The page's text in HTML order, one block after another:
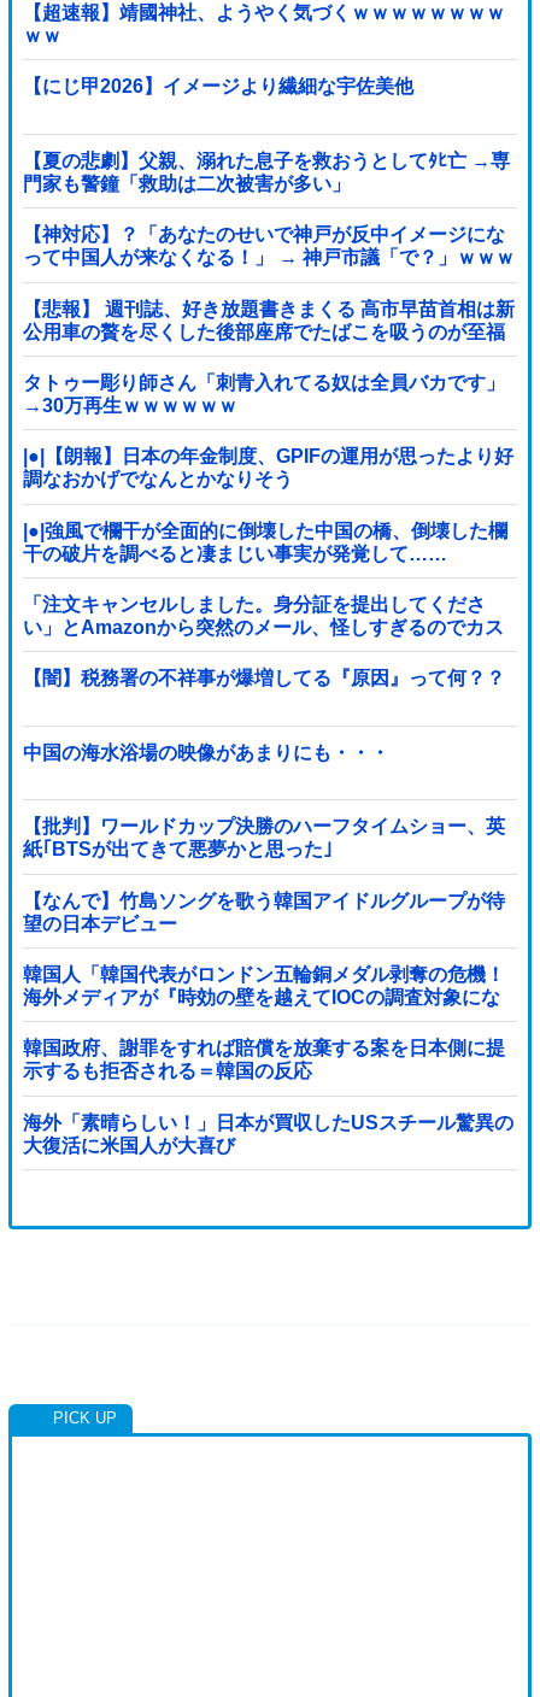
【超速報】靖國神社、ようやく気づくｗｗｗｗｗｗｗｗ
ｗｗ
【にじ甲2026】イメージより繊細な宇佐美他
【夏の悲劇】父親、溺れた息子を救おうとしてﾀﾋ亡 →専
門家も警鐘「救助は二次被害が多い」
【神対応】？「あなたのせいで神戸が反中イメージにな
って中国人が来なくなる！」 → 神戸市議「で？」ｗｗｗ
ｗｗｗｗｗｗｗｗｗｗｗｗ
【悲報】 週刊誌、好き放題書きまくる 高市早苗首相は新
公用車の贅を尽くした後部座席でたばこを吸うのが至福
の時間「どんどん延びる乗車時間」
タトゥー彫り師さん「刺青入れてる奴は全員バカです」
→30万再生ｗｗｗｗｗｗ
|●|【朗報】日本の年金制度、GPIFの運用が思ったより好
調なおかげでなんとかなりそう
|●|強風で欄干が全面的に倒壊した中国の橋、倒壊した欄
干の破片を調べると凄まじい事実が発覚して……
「注文キャンセルしました。身分証を提出してくださ
い」とAmazonから突然のメール、怪しすぎるのでカス
タマーに確認したら……
【闇】税務署の不祥事が爆増してる『原因』って何？？
中国の海水浴場の映像があまりにも・・・
【批判】ワールドカップ決勝のハーフタイムショー、英
紙｢BTSが出てきて悪夢かと思った｣
【なんで】竹島ソングを歌う韓国アイドルグループが待
望の日本デビュー
韓国人「韓国代表がロンドン五輪銅メダル剥奪の危機！
海外メディアが『時効の壁を越えてIOCの調査対象にな
り得る』と報道！」
韓国政府、謝罪をすれば賠償を放棄する案を日本側に提
示するも拒否される＝韓国の反応
海外「素晴らしい！」日本が買収したUSスチール驚異の
大復活に米国人が大喜び